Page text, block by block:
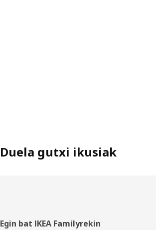
Duela gutxi ikusiak
Orri-
Egin bat IKEA Familyrekin